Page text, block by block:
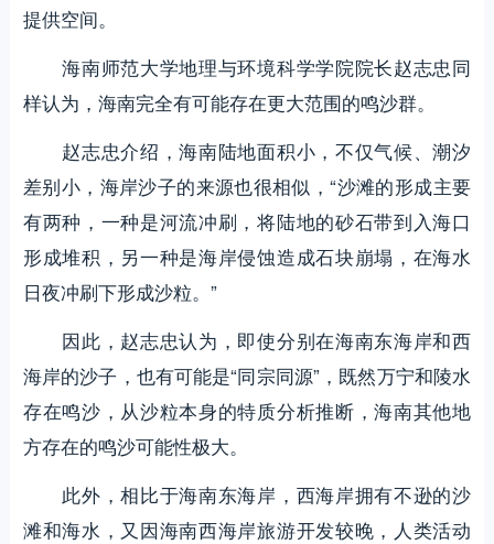
提供空间。
海南师范大学地理与环境科学学院院长赵志忠同
样认为，海南完全有可能存在更大范围的鸣沙群。
赵志忠介绍，海南陆地面积小，不仅气候、潮汐
差别小，海岸沙子的来源也很相似，“沙滩的形成主要
有两种，一种是河流冲刷，将陆地的砂石带到入海口
形成堆积，另一种是海岸侵蚀造成石块崩塌，在海水
日夜冲刷下形成沙粒。”
因此，赵志忠认为，即使分别在海南东海岸和西
海岸的沙子，也有可能是“同宗同源”，既然万宁和陵水
存在鸣沙，从沙粒本身的特质分析推断，海南其他地
方存在的鸣沙可能性极大。
此外，相比于海南东海岸，西海岸拥有不逊的沙
滩和海水，又因海南西海岸旅游开发较晚，人类活动